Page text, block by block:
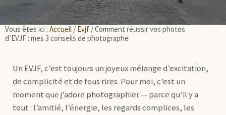
Vous êtes ici : Accueil / Evjf /Comment réussir vos photos
d’EVJF : mes 3 conseils de photographe
Un EVJF, c’est toujours un joyeux mélange d’excitation,
de complicité et de fous rires. Pour moi, c’est un
moment que j’adore photographier — parce qu’il y a
tout : l’amitié, l’énergie, les regards complices, les